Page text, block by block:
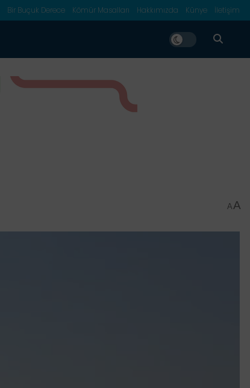
Bir Buçuk Derece Kömür Masalları Hakkımızda Künye İletişim
AA